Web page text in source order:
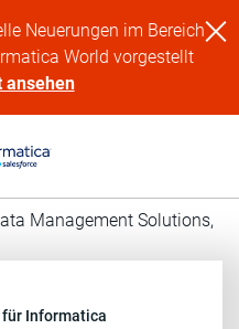
Neuerungen im Bereich
World vorgestellt
ansehen
Management Solutions,
für Informatica